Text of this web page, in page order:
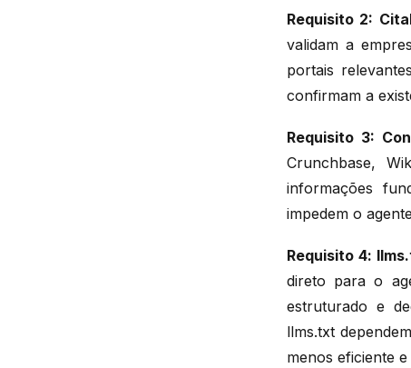
Requisito 2:
validam a
portais
confirmam a
Requisito 3:
Crunchbase,
informações
impedem o
Requisito 4:
direto para o
estruturado e
llms.txt
menos eficiente